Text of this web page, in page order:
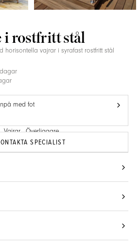
i rostfritt stål
horisontella vajrar i syrafast rostfritt stål
med fot
Vajrar, Överliggare
SPECIALIST